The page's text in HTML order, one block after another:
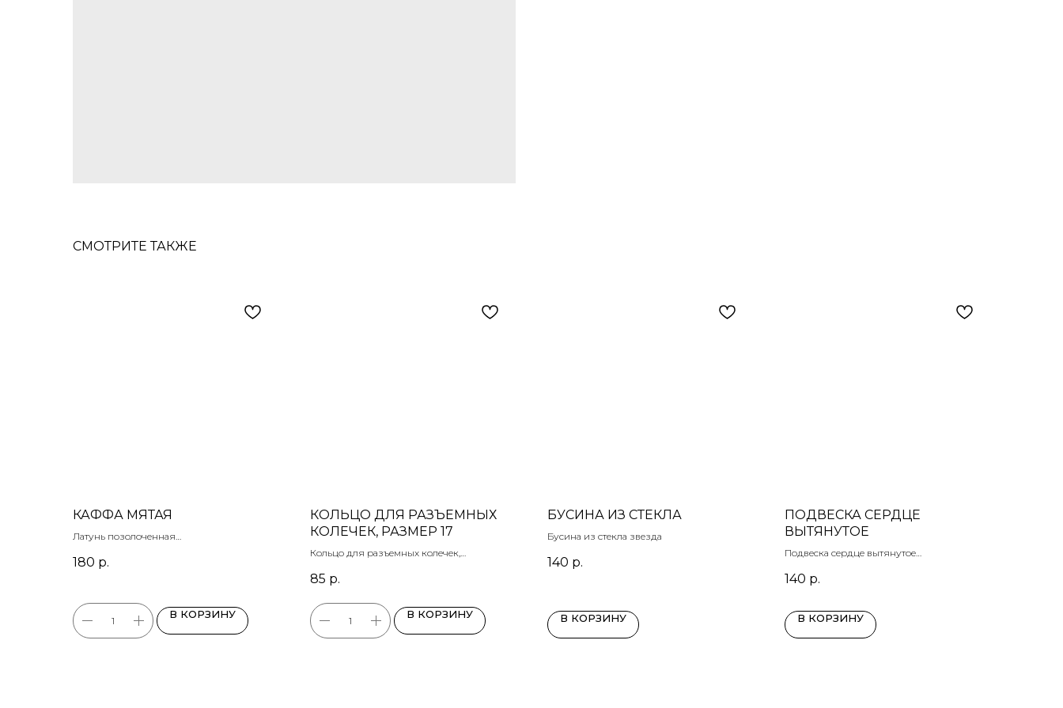
СМОТРИТЕ ТАКЖЕ
КАФФА МЯТАЯ
Латунь позолоченная
180 р.
В КОРЗИНУ
КОЛЬЦО ДЛЯ РАЗЪЕМНЫХ
КОЛЕЧЕК, РАЗМЕР 17
Кольцо для разъемных колечек,
85 р.
В КОРЗИНУ
БУСИНА ИЗ СТЕКЛА
Бусина из стекла звезда
140 р.
В КОРЗИНУ
ПОДВЕСКА СЕРДЦЕ
ВЫТЯНУТОЕ
Подвеска сердце вытянутое
17х13 мм
140 р.
В КОРЗИНУ